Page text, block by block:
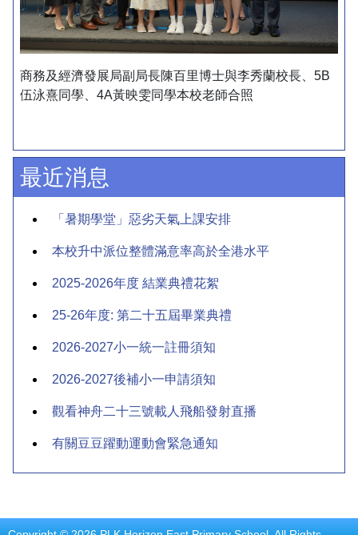
商務及經濟發展局副局長陳百里博士與李秀蘭校長、5B
伍泳熹同學、4A黃映雯同學本校老師合照
最近消息
「暑期學堂」惡劣天氣上課安排
本校升中派位整體滿意率高於全港水平
2025-2026年度 結業典禮花絮
25-26年度: 第二十五屆畢業典禮
2026-2027小一統一註冊須知
2026-2027後補小一申請須知
觀看神舟二十三號載人飛船發射直播
有關豆豆躍動運動會緊急通知